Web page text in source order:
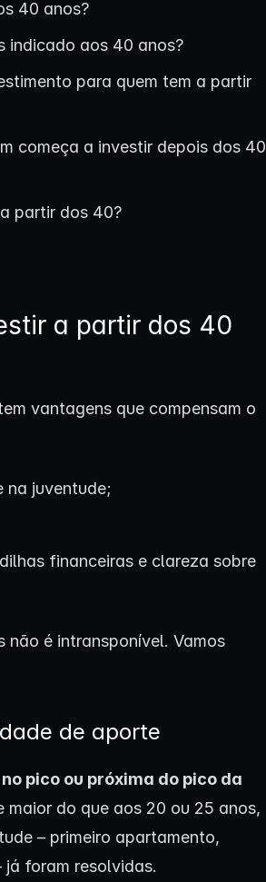
40 anos?
indicado aos 40 anos?
para quem tem a partir
começa a investir depois dos 40
partir dos 40?
a partir dos 40
vantagens que compensam o
na juventude;
financeiras e clareza sobre
não é intransponível. Vamos
de aporte
pico ou próxima do pico da
do que aos 20 ou 25 anos,
– primeiro apartamento,
foram resolvidas.